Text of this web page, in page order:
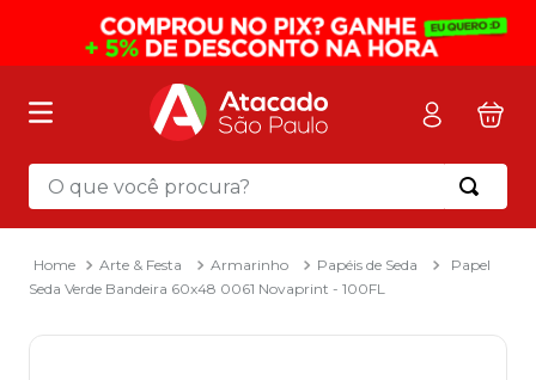
O que você procura?
Arte & Festa Armarinho Papéis de Seda
Papel
Seda Verde Bandeira 60x48 0061 Novaprint - 100FL
Termos mais buscados
mochila
2 º sacola
3º papel toalha